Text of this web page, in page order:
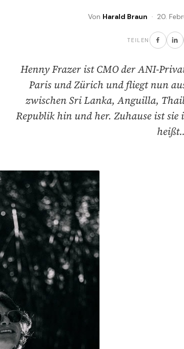
Von Harald Braun · 20.
TEILEN
Henny Frazer ist CMO der ANI-
Paris und Zürich und fliegt nun
zwischen Sri Lanka, Anguilla,
Republik hin und her. Zuhause ist